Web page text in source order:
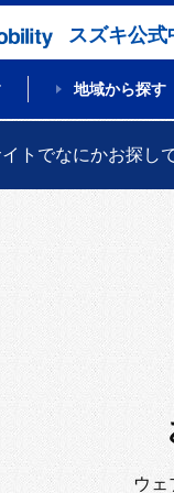
スズキ公式
地域から探す
トでなにかお探し
ウェ